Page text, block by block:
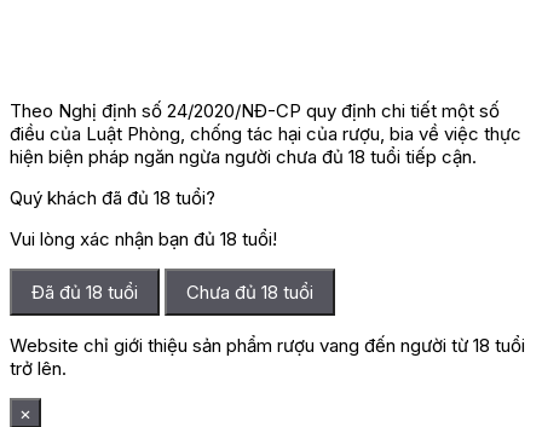
Theo Nghị định số 24/2020/NĐ-CP quy định chi tiết một số
điều của Luật Phòng, chống tác hại của rượu, bia về việc thực
hiện biện pháp ngăn ngừa người chưa đủ 18 tuổi tiếp cận.
Quý khách đã đủ 18 tuổi?
Vui lòng xác nhận bạn đủ 18 tuổi!
Đã đủ 18 tuổi Chưa đủ 18 tuổi
Website chỉ giới thiệu sản phẩm rượu vang đến người từ 18 tuổi
trở lên.
×